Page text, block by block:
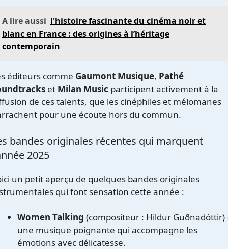
A lire aussi l'histoire fascinante du cinéma noir et
blanc en France : des origines à l’héritage
contemporain
éditeurs comme Gaumont Musique, Pathé
et Milan Music participent activement à la
de ces talents, que les cinéphiles et mélomanes
pour une écoute hors du commun.
bandes originales récentes qui marquent
2025
un petit aperçu de quelques bandes originales
qui font sensation cette année :
Women Talking (compositeur : Hildur Guðnadóttir)
une musique poignante qui accompagne les
émotions avec délicatesse.